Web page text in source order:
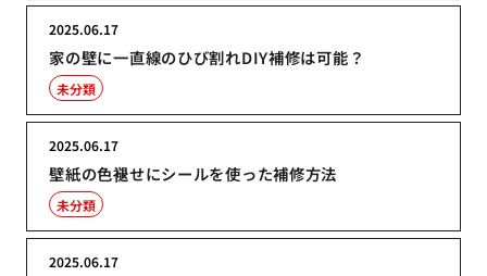
家の壁に一直線のひび割れDIY補修は可能？
2025.06.17
未分類
壁紙の色褪せにシールを使った補修方法
2025.06.17
未分類
2025.06.17